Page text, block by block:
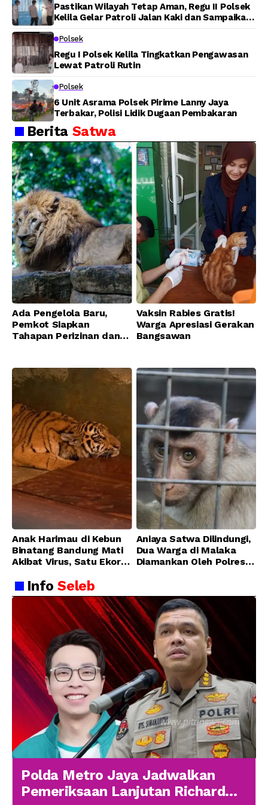
Pastikan Wilayah Tetap Aman, Regu II Polsek
Kelila Gelar Patroli Jalan Kaki dan Sampaikan
Polsek
Regu I Polsek Kelila Tingkatkan Pengawasan
Lewat Patroli Rutin
Polsek
6 Unit Asrama Polsek Pirime Lanny Jaya
Terbakar, Polisi Lidik Dugaan Pembakaran
Berita Satwa
Ada Pengelola Baru,
Pemkot Siapkan
Tahapan Perizinan dan
Vaksin Rabies Gratis!
Warga Apresiasi Gerakan
Bangsawan
Anak Harimau di Kebun
Binatang Bandung Mati
Akibat Virus, Satu Ekor
Membaik
Aniaya Satwa Dilindungi,
Dua Warga di Malaka
Diamankan Oleh Polres
InfoSeleb
Polda Metro Jaya Jadwalkan
Pemeriksaan Lanjutan Richard